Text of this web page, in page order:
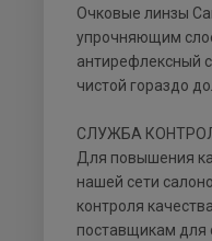
Очковые линзы
упрочняющим
антирефлексный
чистой гораздо
СЛУЖБА
Для повышения
нашей сети
контроля
поставщикам для